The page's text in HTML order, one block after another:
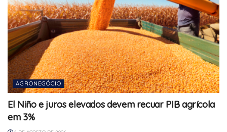
AGRONEGÓCIO
El Niño e juros elevados devem recuar PIB agrícola
em 3%